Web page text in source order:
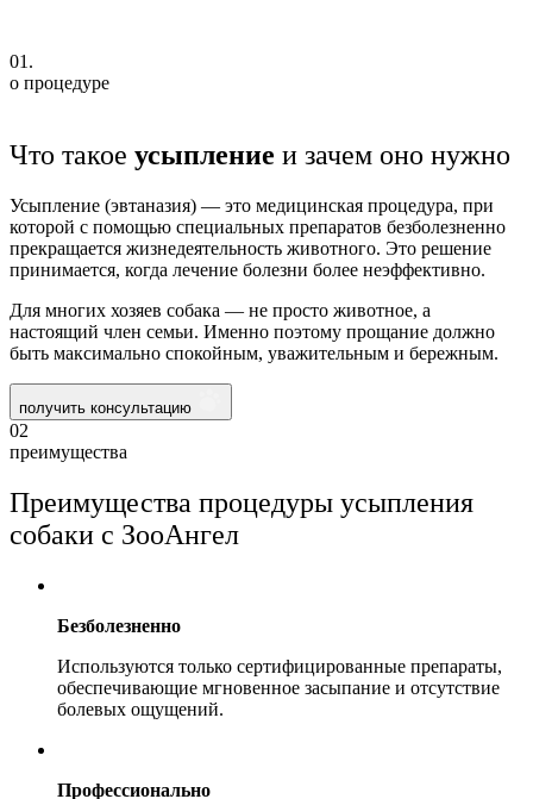
01.
о процедуре
Что такое усыпление и зачем оно нужно
Усыпление (эвтаназия) — это медицинская процедура, при
которой с помощью специальных препаратов безболезненно
прекращается жизнедеятельность животного. Это решение
принимается, когда лечение болезни более неэффективно.
Для многих хозяев собака — не просто животное, а
настоящий член семьи. Именно поэтому прощание должно
быть максимально спокойным, уважительным и бережным.
получить консультацию
02
преимущества
Преимущества процедуры усыпления
собаки с ЗооАнгел
Безболезненно
Используются только сертифицированные препараты,
обеспечивающие мгновенное засыпание и отсутствие
болевых ощущений.
Профессионально